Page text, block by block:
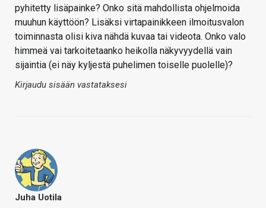
pyhitetty lisäpainke? Onko sitä mahdollista ohjelmoida
muuhun käyttöön? Lisäksi virtapainikkeen ilmoitusvalon
toiminnasta olisi kiva nähdä kuvaa tai videota. Onko valo
himmeä vai tarkoitetaanko heikolla näkyvyydellä vain
sijaintia (ei näy kyljestä puhelimen toiselle puolelle)?
Kirjaudu sisään vastataksesi
Juha Uotila